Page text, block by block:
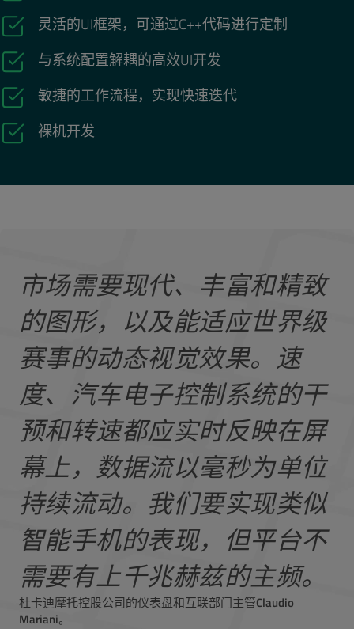
灵活的UI框架，可通过C++代码进行定制
与系统配置解耦的高效UI开发
敏捷的工作流程，实现快速迭代
裸机开发
市场需要现代、丰富和精致
的图形，以及能适应世界级
赛事的动态视觉效果。速
度、汽车电子控制系统的干
预和转速都应实时反映在屏
幕上，数据流以毫秒为单位
持续流动。我们要实现类似
智能手机的表现，但平台不
需要有上千兆赫兹的主频。
杜卡迪摩托控股公司的仪表盘和互联部门主管Claudio
Mariani。